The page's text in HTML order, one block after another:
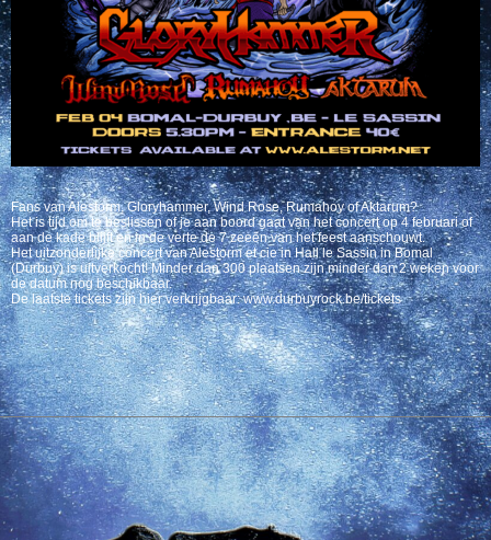
Fans van Alestorm, Gloryhammer, Wind Rose, Rumahoy of Aktarum?
Het is tijd om te beslissen of je aan boord gaat van het concert op 4 februari of
aan de kade blijft en in de verte de 7 zeeën van het feest aanschouwt.
Het uitzonderlijke concert van Alestorm et cie in Hall le Sassin in Bomal
(Durbuy) is uitverkocht! Minder dan 300 plaatsen zijn minder dan 2 weken voor
de datum nog beschikbaar.
De laatste tickets zijn hier verkrijgbaar: www.durbuyrock.be/tickets